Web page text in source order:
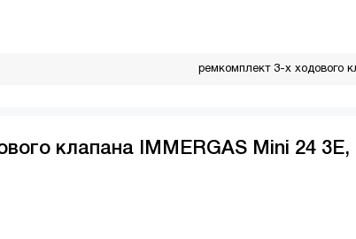
ремкомплект 3-х ходового
клапана IMMERGAS Mini 24 3E,